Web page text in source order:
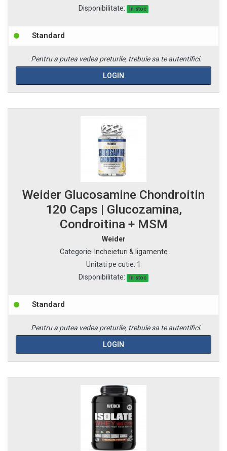
Disponibilitate:
In stoc
Standard
Pentru a putea vedea preturile, trebuie sa te autentifici.
LOGIN
Weider Glucosamine Chondroitin
120 Caps | Glucozamina,
Condroitina + MSM
Weider
Categorie: Incheieturi & ligamente
Unitati pe cutie: 1
Disponibilitate:
In stoc
Standard
Pentru a putea vedea preturile, trebuie sa te autentifici.
LOGIN